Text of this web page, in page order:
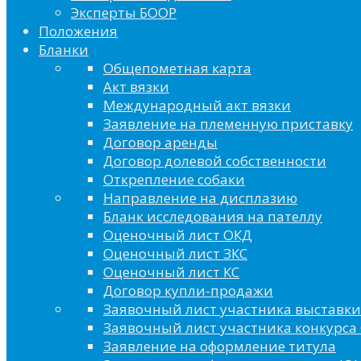
Эксперты БООР
Положения
Бланки
Общепометная карта
Акт вязки
Международный акт вязки
Заявление на племенную приставку
Договор аренды
Договор долевой собственности
Открепление собаки
Направление на дисплазию
Бланк исследования на пателлу
Оценочный лист ОКД
Оценочный лист ЗКС
Оценочный лист КС
Договор купли-продажи
Заявочный лист участника выставки
Заявочный лист участника конкурса
Заявление на оформление титула